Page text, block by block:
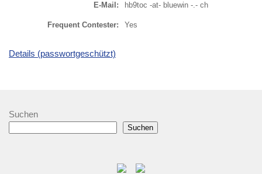
E-Mail: hb9toc -at- bluewin -.- ch
Frequent Contester: Yes
Details (passwortgeschützt)
Suchen
Suchen